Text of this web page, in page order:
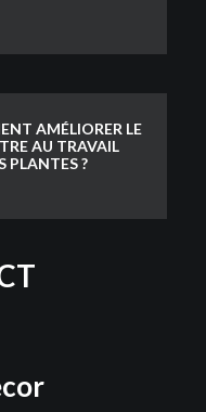
AMÉLIORER LE
AU TRAVAIL
PLANTES ?